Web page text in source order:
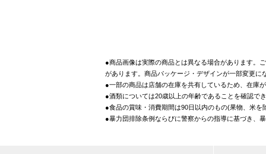
●商品画像は実際の商品とは異なる場合があります。
があります。商品パッケージ・デザインが一部変更に
●一部の商品は店舗の在庫を共有しているため、在庫
●酒類については20歳以上の年齢であることを確認で
●食品の賞味・消費期間は90日以内のもの(果物、米
●暴力団排除条例ならびに警察からの指導に基づき、